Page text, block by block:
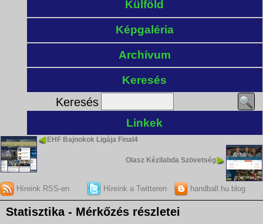
Külföld
Képgaléria
Archívum
Keresés
Keresés
Linkek
EHF Bajnokok Ligája Final4
Olasz Kézilabda Szövetség
Híreink RSS-en Híreink a Twitteren handball.hu blog
Statisztika - Mérkőzés részletei